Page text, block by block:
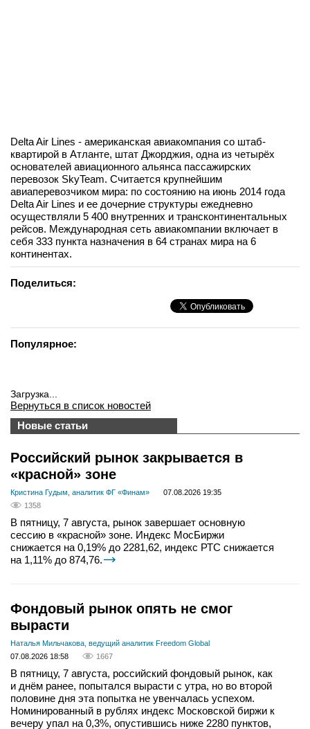
Delta Air Lines - американская авиакомпания со штаб-
квартирой в Атланте, штат Джорджия, одна из четырёх
основателей авиационного альянса пассажирских
перевозок SkyTeam. Считается крупнейшим
авиаперевозчиком мира: по состоянию на июнь 2014 года
Delta Air Lines и ее дочерние структуры ежедневно
осуществляли 5 400 внутренних и трансконтинентальных
рейсов. Международная сеть авиакомпании включает в
себя 333 пункта назначения в 64 странах мира на 6
континентах.
Поделиться:
Популярное:
Загрузка...
Вернуться в список новостей
Новые статьи
Российский рынок закрывается в
«красной» зоне
Кристина Гудым, аналитик ФГ «Финам»
07.08.2026 19:35
1358
В пятницу, 7 августа, рынок завершает основную
сессию в «красной» зоне. Индекс МосБиржи
снижается на 0,19% до 2281,62, индекс РТС снижается
на 1,11% до 874,76.
Фондовый рынок опять не смог
вырасти
Наталья Мильчакова, ведущий аналитик Freedom Global
07.08.2026 18:58
1667
В пятницу, 7 августа, российский фондовый рынок, как
и днём ранее, попытался вырасти с утра, но во второй
половине дня эта попытка не увенчалась успехом.
Номинированный в рублях индекс Московской биржи к
вечеру упал на 0,3%, опустившись ниже 2280 пунктов,